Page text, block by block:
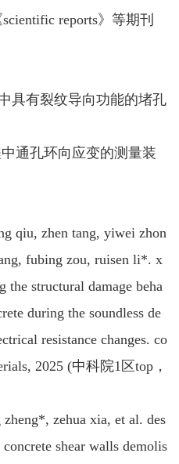
reports》等期刊
有裂纹导向功能的堵孔
孔环向应变的测量装
zhen tang, yiwei zhon
fubing zou, ruisen li*. x
the structural damage beha
during the soundless de
resistance changes. co
2025 (中科院1区top，
zehua xia, et al. des
shear walls demolis